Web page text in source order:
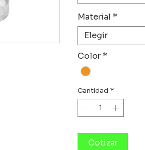
Material *
Elegir
Color*
Cantidad *
Cotizar